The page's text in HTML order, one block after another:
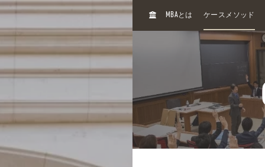
H
MBAとは ケースメソッド